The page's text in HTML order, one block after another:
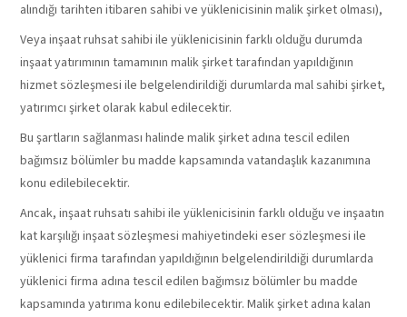
alındığı tarihten itibaren sahibi ve yüklenicisinin malik şirket olması),
Veya inşaat ruhsat sahibi ile yüklenicisinin farklı olduğu durumda
inşaat yatırımının tamamının malik şirket tarafından yapıldığının
hizmet sözleşmesi ile belgelendirildiği durumlarda mal sahibi şirket,
yatırımcı şirket olarak kabul edilecektir.
Bu şartların sağlanması halinde malik şirket adına tescil edilen
bağımsız bölümler bu madde kapsamında vatandaşlık kazanımına
konu edilebilecektir.
Ancak, inşaat ruhsatı sahibi ile yüklenicisinin farklı olduğu ve inşaatın
kat karşılığı inşaat sözleşmesi mahiyetindeki eser sözleşmesi ile
yüklenici firma tarafından yapıldığının belgelendirildiği durumlarda
yüklenici firma adına tescil edilen bağımsız bölümler bu madde
kapsamında yatırıma konu edilebilecektir. Malik şirket adına kalan